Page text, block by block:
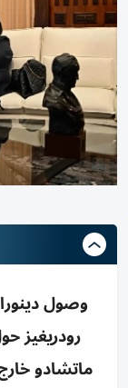
وصول
رودريغيز
ماتشادو